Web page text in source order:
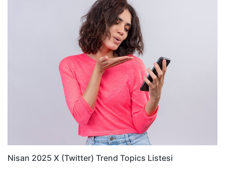
Nisan 2025 X (Twitter) Trend Topics Listesi